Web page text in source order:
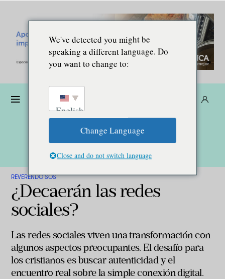
REVERENDO SOS
¿Decaerán las redes
sociales?
Las redes sociales viven una transformación con
algunos aspectos preocupantes. El desafío para
los cristianos es buscar autenticidad y el
encuentro real sobre la simple conexión digital.
We've detected you might be
speaking a different language. Do
you want to change to:
English
Change Language
Close and do not switch language